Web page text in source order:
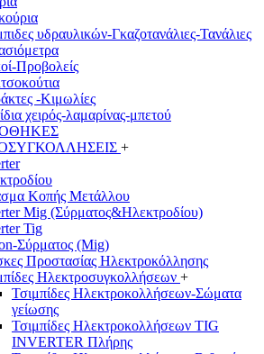
υδραυλικών-Γκαζοτανάλιες-Τανάλιες
Προβολείς
-Κιμωλίες
χειρός-λαμαρίνας-μπετού
+
Κοπής Μετάλλου
Mig (Σύρματος&Ηλεκτροδίου)
Tig
Σύρματος (Mig)
Προστασίας Ηλεκτροκόλλησης
Ηλεκτροσυγκολλήσεων +
Τσιμπίδες Ηλεκτροκολλήσεων-Σώματα
γείωσης
Τσιμπίδες Ηλεκτροκολλήσεων TIG
INVERTER Πλήρης